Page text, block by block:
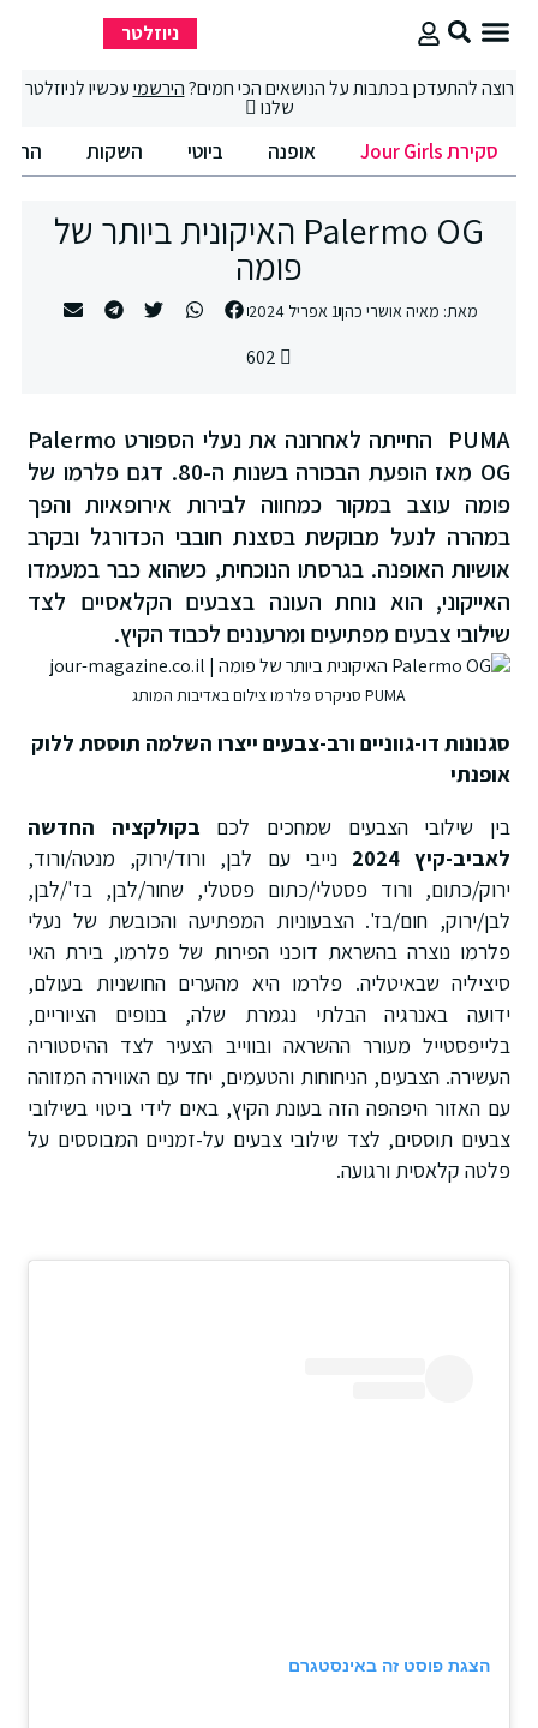
ניוזלטר
רוצה להתעדכן בכתבות על הנושאים הכי חמים?הירשמיעכשיו לניוזלטר
שלנו
סקירת Jour Girls אופנה ביוטי השקות החיים
Palermo OG האיקונית ביותר של
פומה
מאת:מאיה אושרי כהן 1 אפריל 2024
PUMA החייתה לאחרונה את נעלי הספורט Palermo
OG מאז הופעת הבכורה בשנות ה-80. דגם פלרמו של
פומה עוצב במקור כמחווה לבירות אירופאיות והפך
במהרה לנעל מבוקשת בסצנת חובבי הכדורגל ובקרב
אושיות האופנה. בגרסתו הנוכחית, כשהוא כבר במעמדו
האייקוני, הוא נוחת העונה בצבעים הקלאסיים לצד
שילובי צבעים מפתיעים ומרעננים לכבוד הקיץ.
PUMA סניקרס פלרמו צילום באדיבות המותג
סגנונות דו-גווניים ורב-צבעים ייצרו השלמה תוססת ללוק
אופנתי
בין שילובי הצבעים שמחכים לכםבקולקציה החדשה
לאביב-קיץ 2024
נייבי עם לבן, ורוד/ירוק, מנטה/ורוד,
ירוק/כתום, ורוד פסטלי/כתום פסטלי, שחור/לבן, בז'/לבן,
לבן/ירוק, חום/בז'. הצבעוניות המפתיעה והכובשת של נעלי
פלרמו נוצרה בהשראת דוכני הפירות של פלרמו, בירת האי
סיציליה שבאיטליה. פלרמו היא מהערים החושניות בעולם,
ידועה באנרגיה הבלתי נגמרת שלה, בנופים הציוריים,
בלייפסטייל מעורר ההשראה ובווייב הצעיר לצד ההיסטוריה
העשירה. הצבעים, הניחוחות והטעמים, יחד עם האווירה המזוהה
עם האזור היפהפה הזה בעונת הקיץ, באים לידי ביטוי בשילובי
צבעים תוססים, לצד שילובי צבעים על-זמניים המבוססים על
פלטה קלאסית ורגועה.
הצגת פוסט זה באינסטגרם